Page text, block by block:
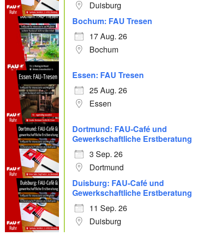
Duisburg
Bochum: FAU Tresen
17 Aug. 26
Bochum
Essen: FAU Tresen
25 Aug. 26
Essen
Dortmund: FAU-Café und
Gewerkschaftliche Erstberatung
3 Sep. 26
Dortmund
Duisburg: FAU-Café und
Gewerkschaftliche Erstberatung
11 Sep. 26
Duisburg